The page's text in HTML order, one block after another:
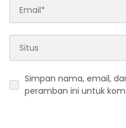
Simpan nama, email,
peramban ini untuk